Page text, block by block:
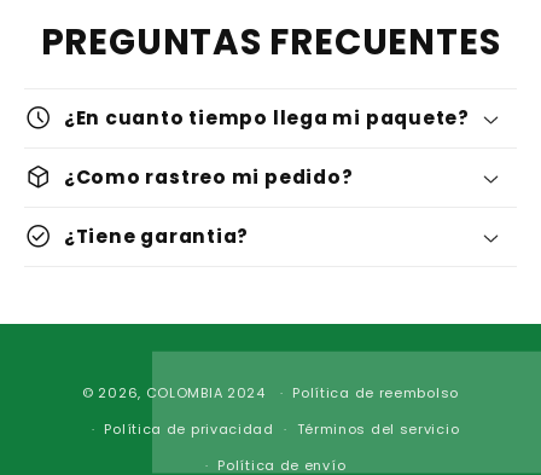
PREGUNTAS FRECUENTES
schedule ¿En cuanto tiempo llega mi paquete?
deployed_code ¿Como rastreo mi pedido?
check_circle ¿Tiene garantia?
de
pago
© 2026, COLOMBIA 2024
Política de reembolso
Política de privacidad
Términos del servicio
Política de envío